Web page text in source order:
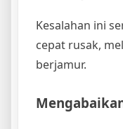
Kesalahan ini
cepat rusak,
berjamur.